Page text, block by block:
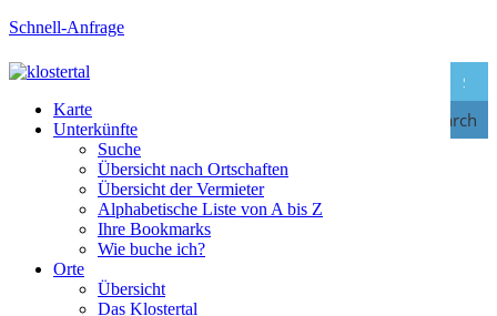
Schnell-Anfrage
Search
Karte
Unterkünfte
Suche
Übersicht nach Ortschaften
Übersicht der Vermieter
Alphabetische Liste von A bis Z
Ihre Bookmarks
Wie buche ich?
Orte
Übersicht
Das Klostertal